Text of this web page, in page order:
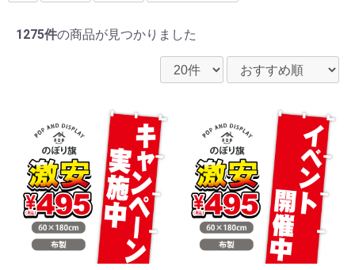
1275件の商品が見つかりました